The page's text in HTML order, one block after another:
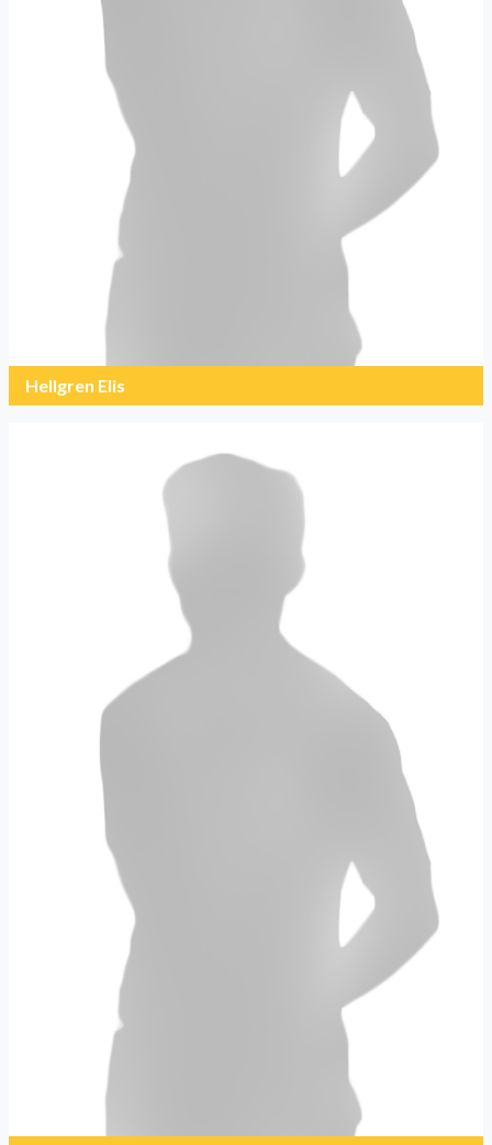
Hellgren Elis